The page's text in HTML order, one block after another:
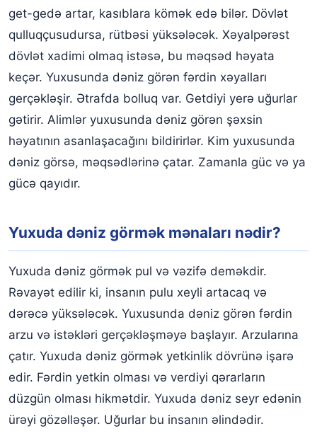
Yuxuda çox dalğalı dənizdə üzmək
Yuxuda dənizdən su almaq
Yuxuda dənizə tullanmaq
Yuxuda dənizi ikiyə bölmək
Yuxuda fırtınalı dəniz görmək
Yuxuda fırtınalı dənizdə üzdüyünüzü görmək
get-gedə artar, kasıblara kömək edə bilər. Dövlət
qulluqçusudursa, rütbəsi yüksələcək. Xəyalpərəst
dövlət xadimi olmaq istəsə, bu məqsəd həyata
keçər. Yuxusunda dəniz görən fərdin xəyalları
gerçəkləşir. Ətrafda bolluq var. Getdiyi yerə uğurlar
gətirir. Alimlər yuxusunda dəniz görən şəxsin
həyatının asanlaşacağını bildirirlər. Kim yuxusunda
dəniz görsə, məqsədlərinə çatar. Zamanla güc və ya
gücə qayıdır.
Yuxuda dəniz görmək mənaları nədir?
Yuxuda dəniz görmək pul və vəzifə deməkdir.
Rəvayət edilir ki, insanın pulu xeyli artacaq və
dərəcə yüksələcək. Yuxusunda dəniz görən fərdin
arzu və istəkləri gerçəkləşməyə başlayır. Arzularına
çatır. Yuxuda dəniz görmək yetkinlik dövrünə işarə
edir. Fərdin yetkin olması və verdiyi qərarların
düzgün olması hikmətdir. Yuxuda dəniz seyr edənin
ürəyi gözəlləşər. Uğurlar bu insanın əlindədir.